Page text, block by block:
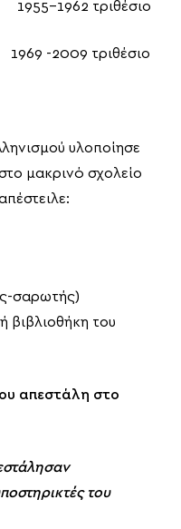
1962 τριθέσιο
-2009 τριθέσιο
υλοποίησε
μακρινό σχολείο
σαρωτής)
βιβλιοθήκη του
απεστάλη στο
του